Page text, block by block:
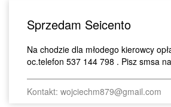
Sprzedam Seicento
Na chodzie dla młodego kierowcy
oc.telefon 537 144 798 . Pisz smsa
Kontakt: wojciechm879@gmail.com